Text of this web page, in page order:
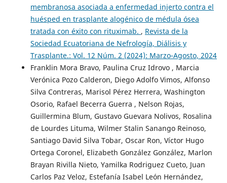
membranosa asociada a enfermedad injerto contra el
huésped en trasplante alogénico de médula ósea
tratada con éxito con rituximab. , Revista de la
Sociedad Ecuatoriana de Nefrología, Diálisis y
Trasplante.: Vol. 12 Núm. 2 (2024): Marzo-Agosto, 2024
Franklin Mora Bravo, Paulina Cruz Idrovo , Marcia
Verónica Pozo Calderon, Diego Adolfo Vimos, Alfonso
Silva Contreras, Marisol Pérez Herrera, Washington
Osorio, Rafael Becerra Guerra , Nelson Rojas,
Guillermina Blum, Gustavo Guevara Nolivos, Rosalina
de Lourdes Lituma, Wilmer Stalin Sanango Reinoso,
Santiago David Silva Tobar, Oscar Ron, Víctor Hugo
Ortega Coronel, Elizabeth González González, Marlon
Brayan Rivilla Nieto, Yamilka Rodriguez Cueto, Juan
Carlos Paz Veloz, Estefanía Isabel León Hernández,